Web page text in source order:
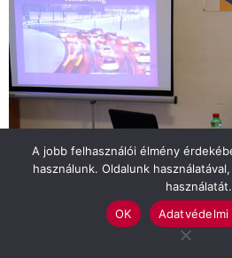
Podani
Akár háromszoros is lehet a
A jobb felhasználói élmény
használunk. Oldalunk
használatát.
OK